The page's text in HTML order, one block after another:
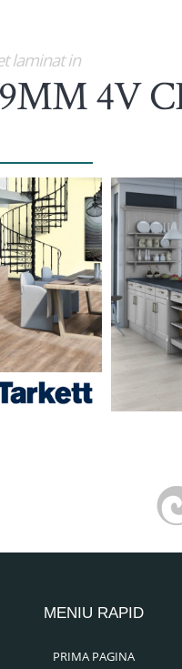
laminat in
4V
MENIU RAPID
PRIMA PAGINA